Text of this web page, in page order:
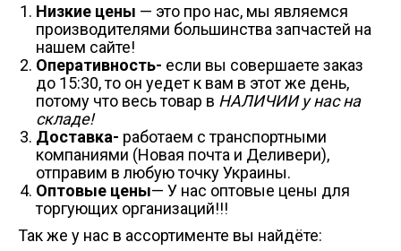
Низкие цены — это про нас, мы являемся
производителями большинства запчастей на
нашем сайте!
Оперативность- если вы совершаете заказ
до 15:30, то он уедет к вам в этот же день,
потому что весь товар в НАЛИЧИИ у нас на
складе!
Доставка- работаем с транспортными
компаниями (Новая почта и Деливери),
отправим в любую точку Украины.
Оптовые цены— У нас оптовые цены для
торгующих организаций!!!
Так же у нас в ассортименте вы найдёте: